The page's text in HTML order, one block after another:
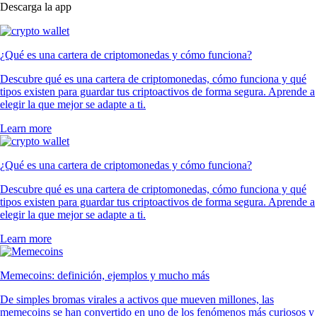
Descarga la app
¿Qué es una cartera de criptomonedas y cómo funciona?
Descubre qué es una cartera de criptomonedas, cómo funciona y qué
tipos existen para guardar tus criptoactivos de forma segura. Aprende a
elegir la que mejor se adapte a ti.
Learn more
¿Qué es una cartera de criptomonedas y cómo funciona?
Descubre qué es una cartera de criptomonedas, cómo funciona y qué
tipos existen para guardar tus criptoactivos de forma segura. Aprende a
elegir la que mejor se adapte a ti.
Learn more
Memecoins: definición, ejemplos y mucho más
De simples bromas virales a activos que mueven millones, las
memecoins se han convertido en uno de los fenómenos más curiosos y